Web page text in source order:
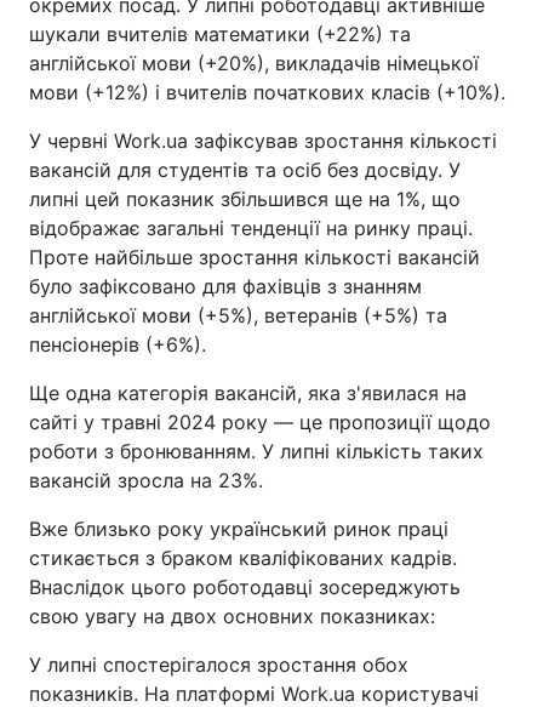
окремих посад. У липні роботодавці активніше
шукали вчителів математики (+22%) та
англійської мови (+20%), викладачів німецької
мови (+12%) і вчителів початкових класів (+10%).
У червні Work.ua зафіксував зростання кількості
вакансій для студентів та осіб без досвіду. У
липні цей показник збільшився ще на 1%, що
відображає загальні тенденції на ринку праці.
Проте найбільше зростання кількості вакансій
було зафіксовано для фахівців з знанням
англійської мови (+5%), ветеранів (+5%) та
пенсіонерів (+6%).
Ще одна категорія вакансій, яка з'явилася на
сайті у травні 2024 року — це пропозиції щодо
роботи з бронюванням. У липні кількість таких
вакансій зросла на 23%.
Вже близько року український ринок праці
стикається з браком кваліфікованих кадрів.
Внаслідок цього роботодавці зосереджують
свою увагу на двох основних показниках:
У липні спостерігалося зростання обох
показників. На платформі Work.ua користувачі